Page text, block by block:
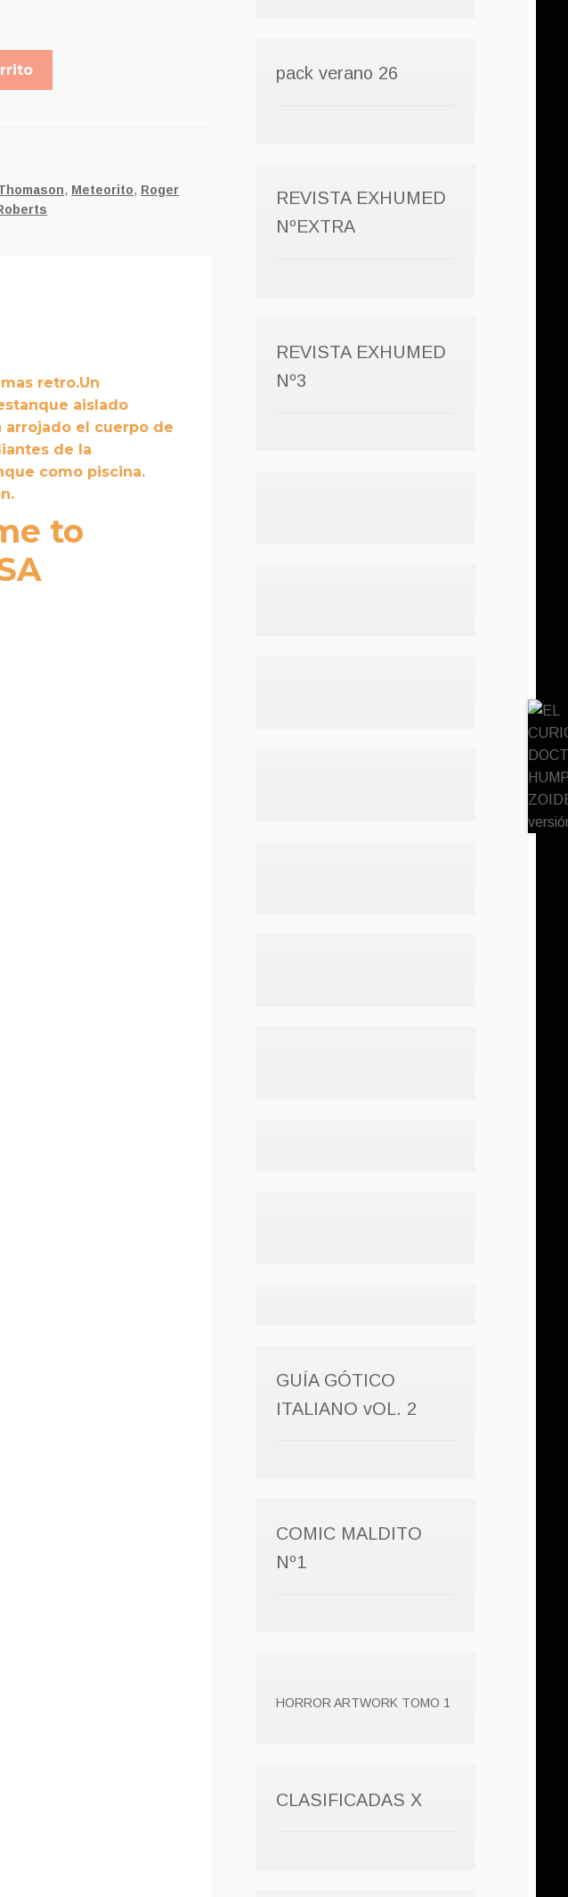
, Meteorito, Roger
retro.Un
aislado
arrojado el cuerpo de
de la
como piscina.
to
pack verano 26
REVISTA EXHUMED
NºEXTRA
REVISTA EXHUMED
Nº3
GUÍA GÓTICO
ITALIANO vOL. 2
COMIC MALDITO
Nº1
HORROR ARTWORK TOMO 1
CLASIFICADAS X